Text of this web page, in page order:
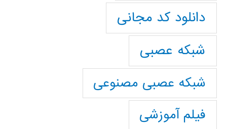
دانلود کد مجانی
شبکه عصبی
شبکه عصبی مصنوعی
فیلم آموزشی